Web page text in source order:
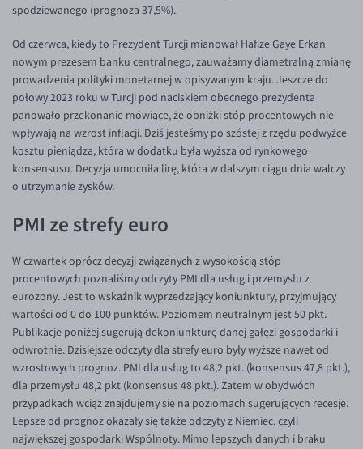
EUR/CHF
EUR/CZK
EUR/DKK
EUR/NOK
EUR/SEK
EUR/AUD
EUR/BGN
EUR/CNY
EUR/HKD
EUR/HUF
EUR/ILS
EUR/JPY
EUR/NZD
EUR/RON
EUR/SGD
EUR/TRY
spodziewanego (prognoza 37,5%).
Od czerwca, kiedy to Prezydent Turcji mianował Hafize Gaye Erkan
nowym prezesem banku centralnego, zauważamy diametralną zmianę
prowadzenia polityki monetarnej w opisywanym kraju. Jeszcze do
połowy 2023 roku w Turcji pod naciskiem obecnego prezydenta
panowało przekonanie mówiące, że obniżki stóp procentowych nie
wpływają na wzrost inflacji. Dziś jesteśmy po szóstej z rzędu podwyżce
kosztu pieniądza, która w dodatku była wyższa od rynkowego
konsensusu. Decyzja umocniła lirę, która w dalszym ciągu dnia walczy
o utrzymanie zysków.
PMI ze strefy euro
W czwartek oprócz decyzji związanych z wysokością stóp
procentowych poznaliśmy odczyty PMI dla usług i przemysłu z
eurozony. Jest to wskaźnik wyprzedzający koniunktury, przyjmujący
wartości od 0 do 100 punktów. Poziomem neutralnym jest 50 pkt.
Publikacje poniżej sugerują dekoniunkturę danej gałęzi gospodarki i
odwrotnie. Dzisiejsze odczyty dla strefy euro były wyższe nawet od
wzrostowych prognoz. PMI dla usług to 48,2 pkt. (konsensus 47,8 pkt.),
dla przemysłu 48,2 pkt (konsensus 48 pkt.). Zatem w obydwóch
przypadkach wciąż znajdujemy się na poziomach sugerujących recesje.
Lepsze od prognoz okazały się także odczyty z Niemiec, czyli
największej gospodarki Wspólnoty. Mimo lepszych danych i braku